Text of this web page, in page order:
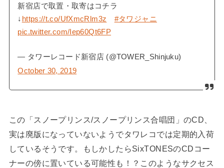
新宿店で取置・取寄はコチラ
↓ https://t.co/UfXmcRlm3z
#タワジャニ
pic.twitter.com/Iep60Qt6FP
— タワーレコード新宿店 (@TOWER_Shinjuku)
October 30, 2019
この「スノープリンス/スノープリンス合唱団」のCD、
実は廃版になっていないようでタワレコでは定期的入荷
しているそうです。もしかしたらSixTONESのCDコー
ナーの傍に置いている可能性も！？このようなサクセス